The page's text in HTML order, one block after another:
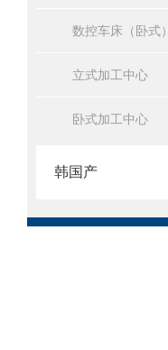
数控车床（卧式）
立式加工中心
卧式加工中心
韩国产